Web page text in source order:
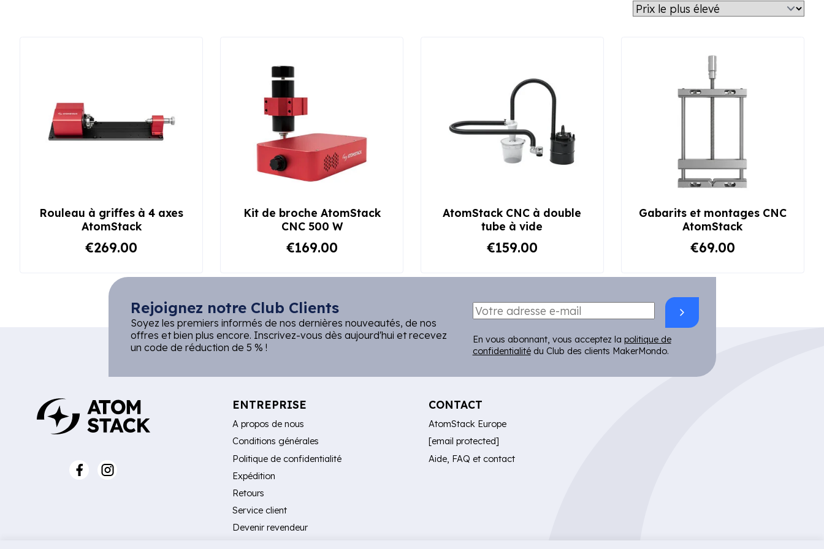
Rouleau à griffes à 4 axes
AtomStack
€269.00
Kit de broche AtomStack
CNC 500 W
€169.00
AtomStack CNC à double
tube à vide
€159.00
Gabarits et montages CNC
AtomStack
€69.00
Rejoignez notre Club Clients
Soyez les premiers informés de nos dernières nouveautés, de nos
offres et bien plus encore. Inscrivez-vous dès aujourd'hui et recevez
un code de réduction de 5 % !
En vous abonnant, vous acceptez la politique de
confidentialitédu Club des clients MakerMondo.
ENTREPRISE
A propos de nous
Conditions générales
Politique de confidentialité
Expédition
Retours
Service client
Devenir revendeur
CONTACT
AtomStack Europe
[email protected]
Aide, FAQ et contact